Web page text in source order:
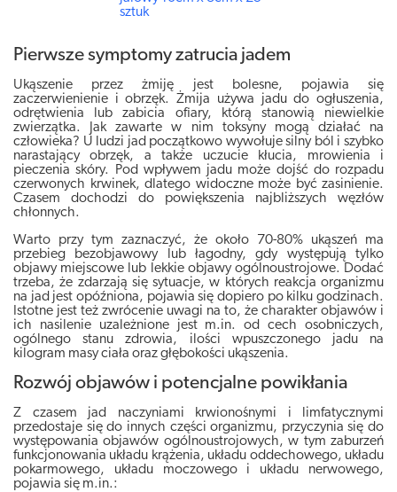
sztuk
Pierwsze symptomy zatrucia jadem
Ukąszenie przez żmiję jest bolesne, pojawia się
zaczerwienienie i obrzęk. Żmija używa jadu do ogłuszenia,
odrętwienia lub zabicia ofiary, którą stanowią niewielkie
zwierzątka. Jak zawarte w nim toksyny mogą działać na
człowieka? U ludzi jad początkowo wywołuje silny ból i szybko
narastający obrzęk, a także uczucie kłucia, mrowienia i
pieczenia skóry. Pod wpływem jadu może dojść do rozpadu
czerwonych krwinek, dlatego widoczne może być zasinienie.
Czasem dochodzi do powiększenia najbliższych węzłów
chłonnych.
Warto przy tym zaznaczyć, że około 70-80% ukąszeń ma
przebieg bezobjawowy lub łagodny, gdy występują tylko
objawy miejscowe lub lekkie objawy ogólnoustrojowe. Dodać
trzeba, że zdarzają się sytuacje, w których reakcja organizmu
na jad jest opóźniona, pojawia się dopiero po kilku godzinach.
Istotne jest też zwrócenie uwagi na to, że charakter objawów i
ich nasilenie uzależnione jest m.in. od cech osobniczych,
ogólnego stanu zdrowia, ilości wpuszczonego jadu na
kilogram masy ciała oraz głębokości ukąszenia.
Rozwój objawów i potencjalne powikłania
Z czasem jad naczyniami krwionośnymi i limfatycznymi
przedostaje się do innych części organizmu, przyczynia się do
występowania objawów ogólnoustrojowych, w tym zaburzeń
funkcjonowania układu krążenia, układu oddechowego, układu
pokarmowego, układu moczowego i układu nerwowego,
pojawia się m.in.: